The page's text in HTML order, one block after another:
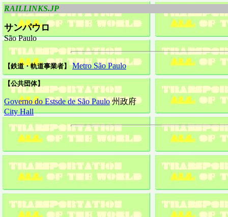
RAILLINKS.JP
サンパウロ
São Paulo
【鉄道・軌道事業者】 Metro São Paulo
【公共団体】
Governo do Estsde de São Paulo州政府
City Hall